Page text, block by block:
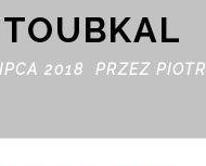
TOUBKAL
2018 PRZEZ PIOTR